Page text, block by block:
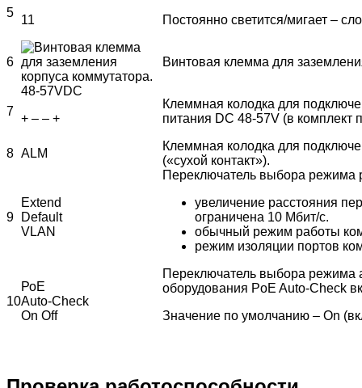
5
11
Постоянно светится/мигает –
6 Винтовая клемма для
7
48-57VDC
+ – – +
Клеммная колодка для
питания DC 48-57V (в комплект
8 ALM
Клеммная колодка для
(«сухой контакт»).
9
Extend
Default
VLAN
Переключатель выбора режима
увеличение расстояния
ограничена 10 Мбит/с.
обычный режим работы
режим изоляции портов
10
РоЕ
Auto-Check
On Off
Переключатель выбора режима
оборудования PoE Auto-Check
Значение по умолчанию – On